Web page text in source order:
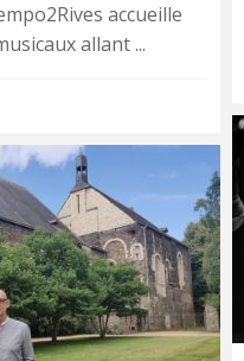
accueille
allant ...